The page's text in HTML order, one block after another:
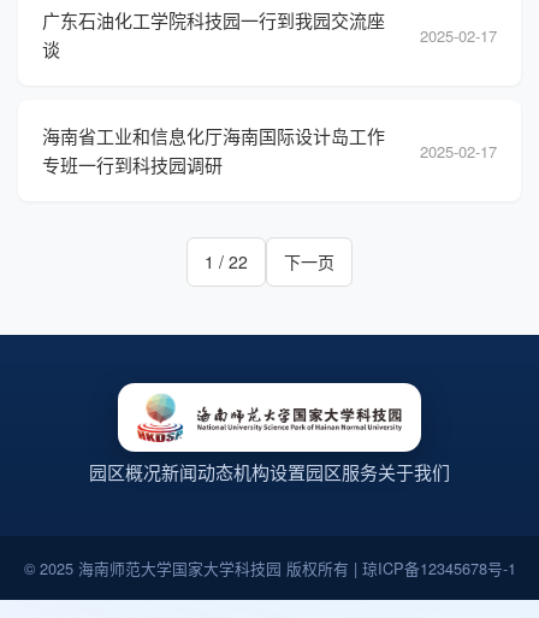
广东石油化工学院科技园一行到我园交流座
谈
2025-02-17
海南省工业和信息化厅海南国际设计岛工作
专班一行到科技园调研
2025-02-17
1 / 22 下一页
园区概况新闻动态机构设置园区服务关于我们
© 2025 海南师范大学国家大学科技园 版权所有 | 琼ICP备12345678号-1